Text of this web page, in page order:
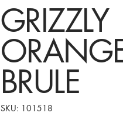
GRIZZLY
BRULE
SKU:
SKU
101518
101518